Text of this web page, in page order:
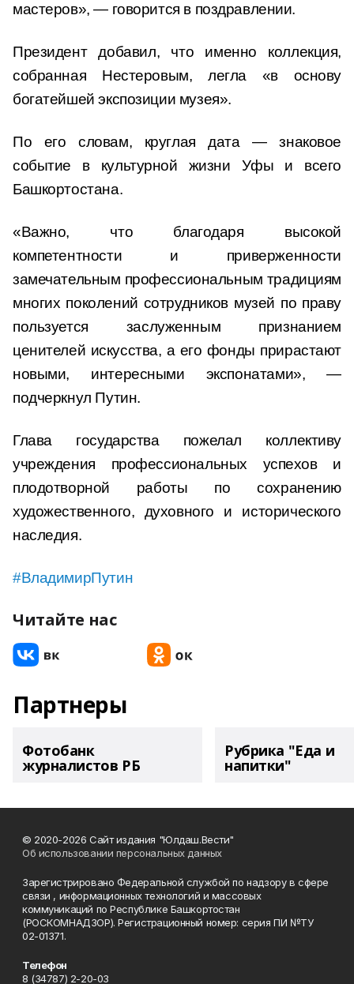
мастеров», — говорится в поздравлении.
Президент добавил, что именно коллекция,
собранная Нестеровым, легла «в основу
богатейшей экспозиции музея».
По его словам, круглая дата — знаковое
событие в культурной жизни Уфы и всего
Башкортостана.
«Важно, что благодаря высокой
компетентности и приверженности
замечательным профессиональным традициям
многих поколений сотрудников музей по праву
пользуется заслуженным признанием
ценителей искусства, а его фонды прирастают
новыми, интересными экспонатами», —
подчеркнул Путин.
Глава государства пожелал коллективу
учреждения профессиональных успехов и
плодотворной работы по сохранению
художественного, духовного и исторического
наследия.
#ВладимирПутин
Читайте нас
Партнеры
Фотобанк
журналистов РБ
Рубрика "Еда и
напитки"
© 2020-2026 Сайт издания "Юлдаш.Вести"
Об использовании персональных данных
Зарегистрировано Федеральной службой по надзору в сфере
связи , информационных технологий и массовых
коммуникаций по Республике Башкортостан
(РОСКОМНАДЗОР). Регистрационный номер: серия ПИ №ТУ
02-01371.
Телефон
8 (34787) 2-20-03